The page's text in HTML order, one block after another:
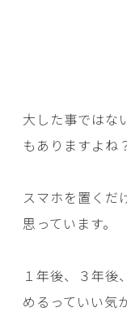
大した事ではな
もありますよね
スマホを置くだ
思っています。
１年後、３年後
めるっていい気